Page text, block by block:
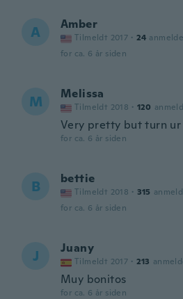
A Amber
Tilmeldt 2017 · 24
for ca. 6 år siden
M Melissa
Tilmeldt 2018 · 120
Very pretty but turn
for ca. 6 år siden
B bettie
Tilmeldt 2018 · 315
for ca. 6 år siden
J Juany
Tilmeldt 2017 · 213
Muy bonitos
for ca. 6 år siden